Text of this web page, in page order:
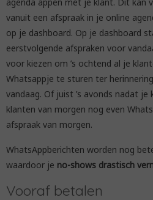
vanuit een afspraak in je online
op je dashboard. Op je dashboard
eerstvolgende afspraken voor
voor kiezen om ’s ochtend al je
Whatsappje te sturen ter
vandaag. Of juist ’s avonds nadat
klanten van morgen nog even
afspraak van morgen.
WhatsAppberichten worden nog
waardoor je no-shows drastisch
Vooraf betalen